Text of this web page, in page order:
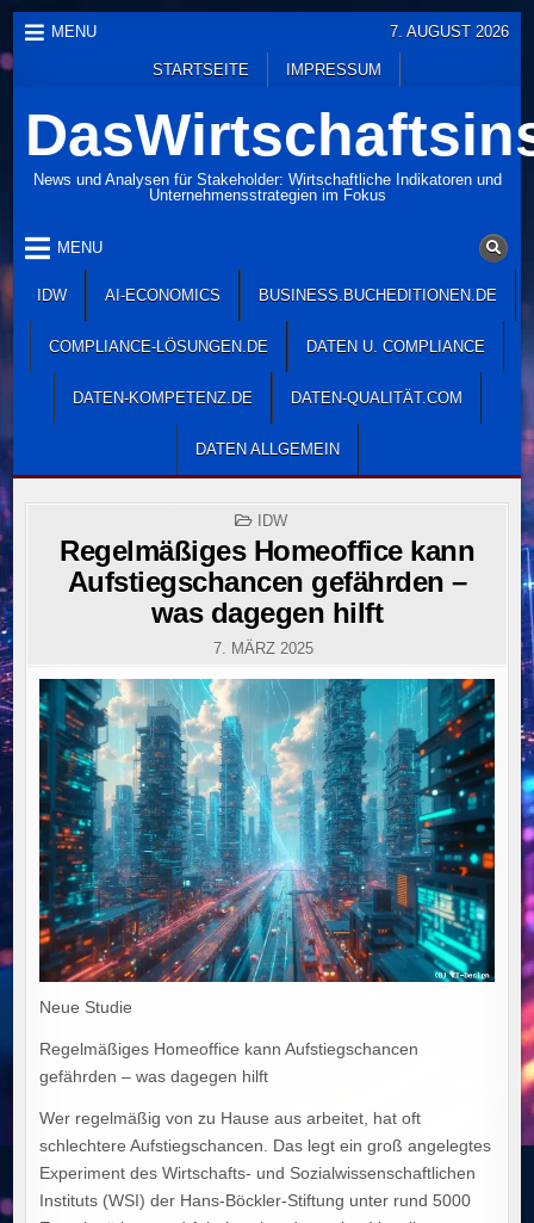
Skip
to
content
MENU
STARTSEITE IMPRESSUM
7. AUGUST 2026
News und Analysen für Stakeholder: Wirtschaftliche Indikatoren und
Unternehmensstrategien im Fokus
MENU
IDW AI-ECONOMICS BUSINESS.BUCHEDITIONEN.DE
COMPLIANCE-LÖSUNGEN.DE DATEN U. COMPLIANCE
DATEN-KOMPETENZ.DE DATEN-QUALITÄT.COM
DATEN ALLGEMEIN
POSTED
IDW
Regelmäßiges Homeoffice kann
Aufstiegschancen gefährden –
was dagegen hilft
7. MÄRZ 2025
Neue Studie
Regelmäßiges Homeoffice kann Aufstiegschancen
gefährden – was dagegen hilft
Wer regelmäßig von zu Hause aus arbeitet, hat oft
schlechtere Aufstiegschancen. Das legt ein groß angelegtes
Experiment des Wirtschafts- und Sozialwissenschaftlichen
Instituts (WSI) der Hans-Böckler-Stiftung unter rund 5000